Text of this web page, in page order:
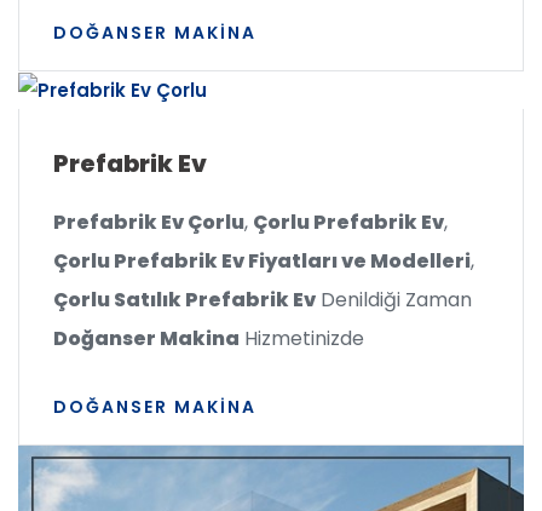
DOĞANSER MAKINA
Prefabrik Ev
Prefabrik Ev Çorlu, Çorlu Prefabrik Ev,
Çorlu Prefabrik Ev Fiyatları ve Modelleri,
Çorlu Satılık Prefabrik Ev Denildiği Zaman
Doğanser Makina Hizmetinizde
DOĞANSER MAKINA